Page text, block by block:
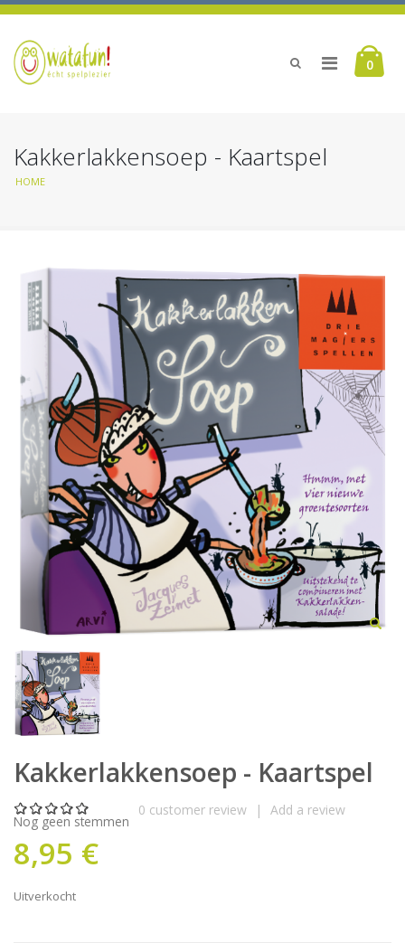
0
Kakkerlakkensoep - Kaartspel
HOME
Kakkerlakkensoep - Kaartspel
Nog geen stemmen
0 customer review | Add a review
8,95 €
Uitverkocht